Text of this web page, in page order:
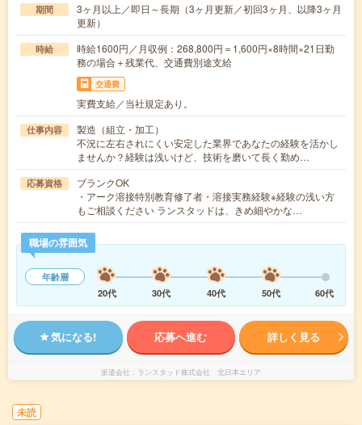
期間
3ヶ月以上／即日～長期（3ヶ月更新／初回3ヶ月、以降3ヶ月
更新）
時給
時給1600円／月収例：268,800円＝1,600円×8時間×21日勤
務の場合＋残業代、交通費別途支給
交通費
実費支給／当社規定あり。
仕事内容
製造（組立・加工）
不況に左右されにくい安定した業界であなたの経験を活かし
ませんか？経験は浅いけど、技術を磨いて長く勤め…
応募資格
ブランクOK
・アーク溶接特別教育修了者・溶接実務経験※経験の浅い方
もご相談ください ランスタッドは、きめ細やかな…
職場の雰囲気
年齢層
20代
30代 40代 50代 60代
気になる! 応募へ進む 詳しく見る
派遣会社 ランスタッド株式会社 北日本エリア
未読